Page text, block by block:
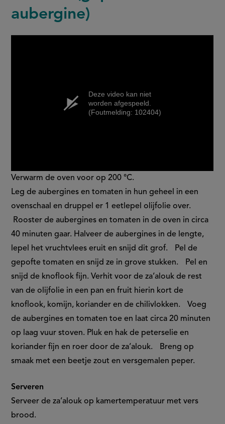
aubergine)
Deze video kan niet
worden afgespeeld.
(Foutmelding: 102404)
Verwarm de oven voor op 200 °C.
Leg de aubergines en tomaten in hun geheel in een
ovenschaal en druppel er 1 eetlepel olijfolie over.
Rooster de aubergines en tomaten in de oven in circa
40 minuten gaar. Halveer de aubergines in de lengte,
lepel het vruchtvlees eruit en snijd dit grof. Pel de
gepofte tomaten en snijd ze in grove stukken. Pel en
snijd de knoflook fijn. Verhit voor de za’alouk de rest
van de olijfolie in een pan en fruit hierin kort de
knoflook, komijn, koriander en de chilivlokken. Voeg
de aubergines en tomaten toe en laat circa 20 minuten
op laag vuur stoven. Pluk en hak de peterselie en
koriander fijn en roer door de za’alouk. Breng op
smaak met een beetje zout en versgemalen peper.
Serveren
Serveer de za’alouk op kamertemperatuur met vers
brood.